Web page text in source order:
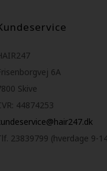
6A
Skive
44874253
23839799 (hverdage 9-